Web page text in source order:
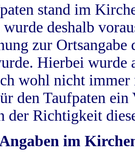
stand im
deshalb
zur
Hierbei wurde
wohl nicht
den Taufpaten
der Richtigkeit
im